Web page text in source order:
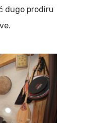
dugo prodiru